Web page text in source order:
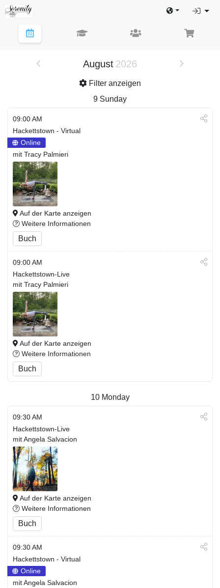
August 2026
Filter anzeigen
9 Sunday
09:00 AM
Hackettstown - Virtual
Online
mit Tracy Palmieri
Auf der Karte anzeigen
Weitere Informationen
Buch
09:00 AM
Hackettstown-Live
mit Tracy Palmieri
Auf der Karte anzeigen
Weitere Informationen
Buch
10 Monday
09:30 AM
Hackettstown-Live
mit Angela Salvacion
Auf der Karte anzeigen
Weitere Informationen
Buch
09:30 AM
Hackettstown - Virtual
Online
mit Angela Salvacion